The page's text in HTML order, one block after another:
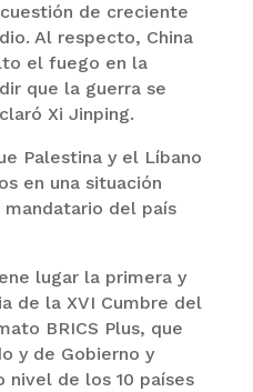
de creciente
Al respecto, China
el fuego en la
que la guerra se
Xi Jinping.
Palestina y el Líbano
en una situación
del país
lugar la primera y
de la XVI Cumbre del
BRICS Plus, que
y de Gobierno y
de los 10 países